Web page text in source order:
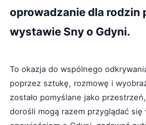
oprowadzanie dla rodzin
wystawie Sny o Gdyni.
To okazja do wspólnego
poprzez sztukę, rozmowę i
zostało pomyślane jako
dorośli mogą razem przyglądać się